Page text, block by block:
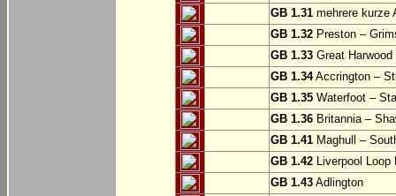
GB 1.31 mehrere kurze
GB 1.32 Preston –
GB 1.33 Great
GB 1.34Accrington –
GB 1.35 Waterfoot –
GB 1.36 Britannia –
GB 1.41 Maghull –
GB 1.42 Liverpool Loop
GB 1.43 Adlington